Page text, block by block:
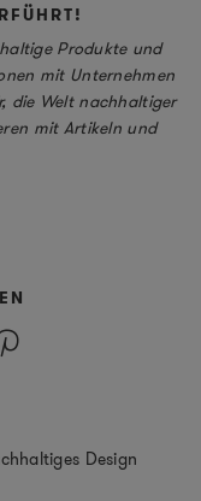
Produkte und
mit Unternehmen
die Welt nachhaltiger
mit Artikeln und
Design